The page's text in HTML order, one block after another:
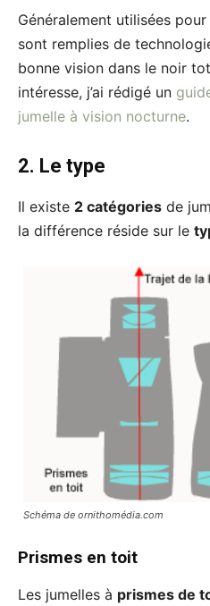
Généralement utilisées
sont remplies de
bonne vision dans le noir
intéresse, j’ai rédigé un
jumelle à vision nocturne.
2. Le type
Il existe 2 catégories de
la différence réside sur le
Schéma de ornithomédia.com
Prismes en toit
Les jumelles à prismes de